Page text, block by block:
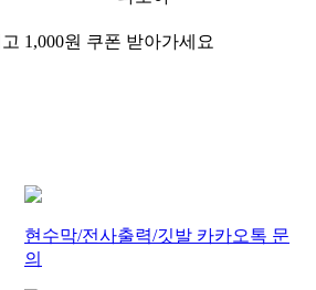
1,000원 쿠폰 받아가세요
현수막/전사출력/깃발 카카오톡 문
의